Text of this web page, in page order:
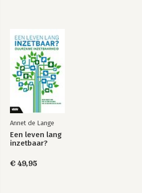
Annet de Lange
Een leven lang
inzetbaar?
€ 49,95